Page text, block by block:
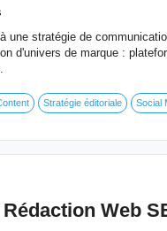
une stratégie de
d'univers de marque :
Stratégie éditoriale Social
Web